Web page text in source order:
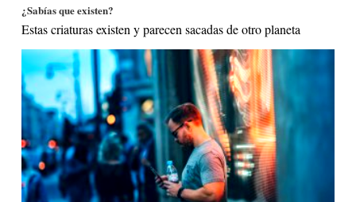
¿Sabías que existen?
Estas criaturas existen y parecen sacadas de otro planeta